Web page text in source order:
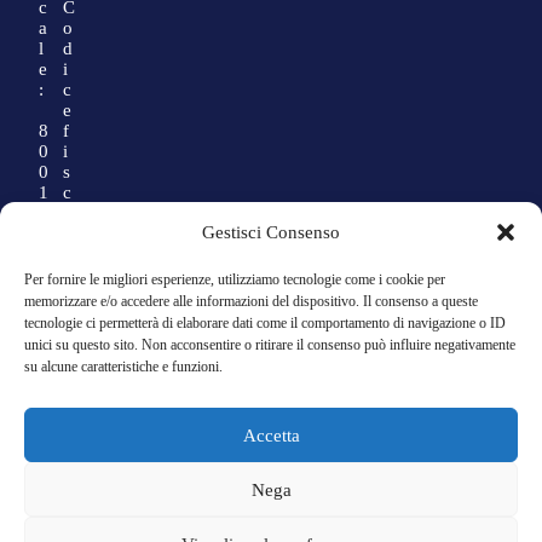
Gestisci Consenso
Per fornire le migliori esperienze, utilizziamo tecnologie come i cookie per
memorizzare e/o accedere alle informazioni del dispositivo. Il consenso a queste
tecnologie ci permetterà di elaborare dati come il comportamento di navigazione o ID
unici su questo sito. Non acconsentire o ritirare il consenso può influire negativamente
su alcune caratteristiche e funzioni.
Accetta
Nega
c
a
l
e
:
8
0
0
1
0
2
1
C
o
d
i
c
e
f
i
s
c
:
0
1
4
1
0